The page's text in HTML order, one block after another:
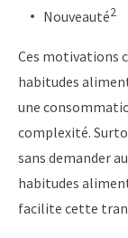
Nouveauté2
Ces motivations
habitudes
une
complexité.
sans demander
habitudes
facilite cette